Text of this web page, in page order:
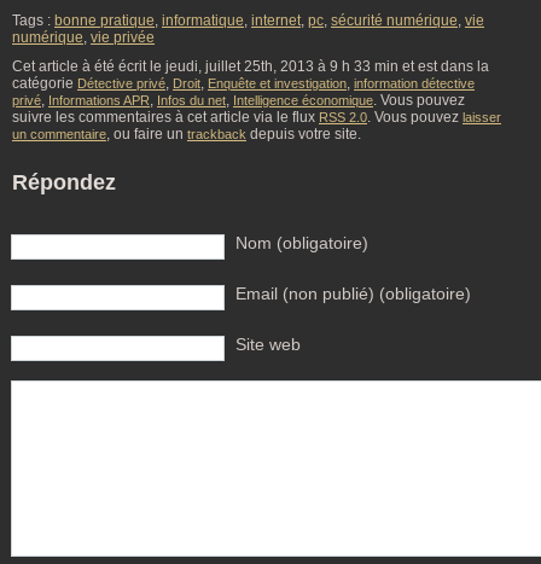
Tags : bonne pratique, informatique, internet, pc, sécurité numérique, vie
numérique, vie privée
Cet article à été écrit le jeudi, juillet 25th, 2013 à 9 h 33 min et est dans la
catégorie Détective privé, Droit, Enquête et investigation, information détective
privé, Informations APR, Infos du net, Intelligence économique. Vous pouvez
suivre les commentaires à cet article via le flux RSS 2.0. Vous pouvez laisser
un commentaire, ou faire un trackback depuis votre site.
Répondez
Nom (obligatoire)
Email (non publié) (obligatoire)
Site web